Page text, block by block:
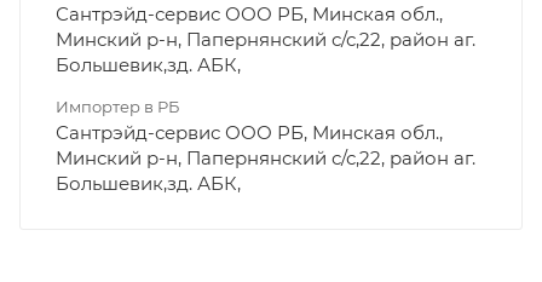
Сантрэйд-сервис ООО РБ, Минская обл.,
Минский р-н, Папернянский с/с,22, район аг.
Большевик,зд. АБК,
Импортер в РБ
Сантрэйд-сервис ООО РБ, Минская обл.,
Минский р-н, Папернянский с/с,22, район аг.
Большевик,зд. АБК,